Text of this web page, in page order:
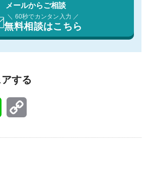
メールからご相談
＼ 60秒でカンタン入力 ／
無料相談はこちら
する
Line